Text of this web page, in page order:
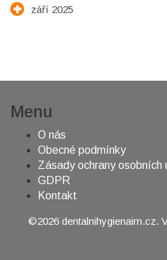
září 2025
Menu
O nás
Obecné podmínky
Zásady ochrany osobních
GDPR
Kontakt
©2026 dentalnihygienaim.cz.